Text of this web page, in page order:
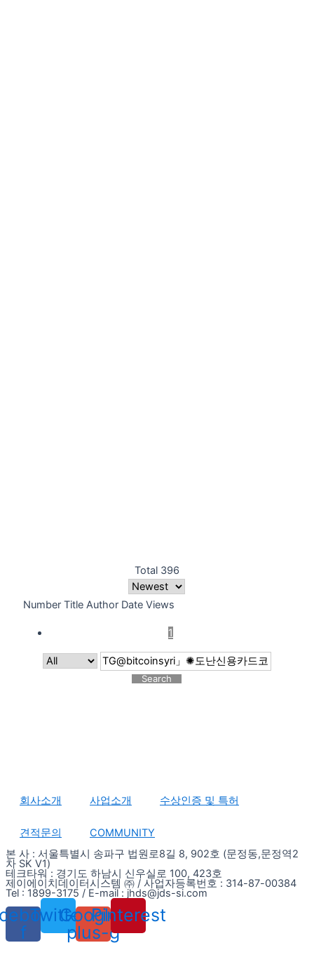
Total 396
Number Title Author Date Views
1
Search
회사소개 사업소개 수상인증 및 특허
견적문의
COMMUNITY
본 사 : 서울특별시 송파구 법원로8길 8, 902호 (문정동,문정역2
차 SK V1)
테크타워 : 경기도 하남시 신우실로 100, 423호
제이에이치데이터시스템 ㈜ / 사업자등록번호 : 314-87-00384
Tel : 1899-3175 / E-mail : jhds@jds-si.com
f
TwitterGoogle-
plus-g
Pinterest